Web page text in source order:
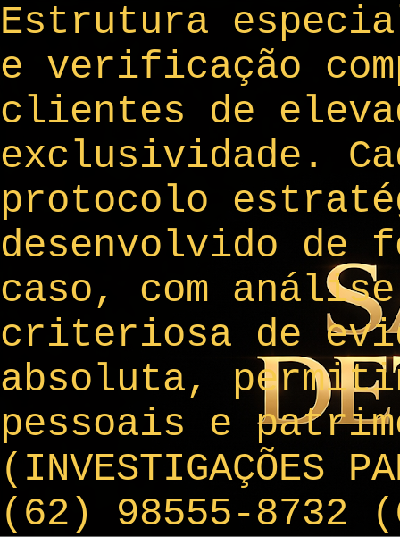
Estrutura
e verificação
clientes de
exclusividade.
protocolo
desenvolvido de
caso, com
criteriosa de
absoluta,
pessoais e
(INVESTIGAÇÕES
(62) 98555-8732